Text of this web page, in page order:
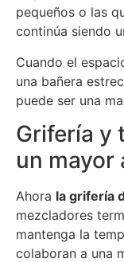
pequeños o las
continúa siendo
Cuando el
una bañera
puede ser una
Grifería y
un mayor
Ahora la grifería
mezcladores
mantenga la
colaboran a una